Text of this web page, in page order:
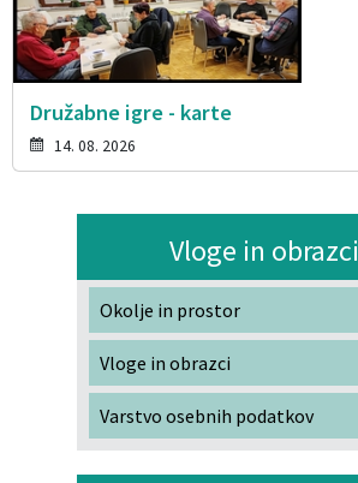
Družabne igre - karte
14. 08. 2026
Vloge in obrazci
Okolje in prostor
Vloge in obrazci
Varstvo osebnih podatkov